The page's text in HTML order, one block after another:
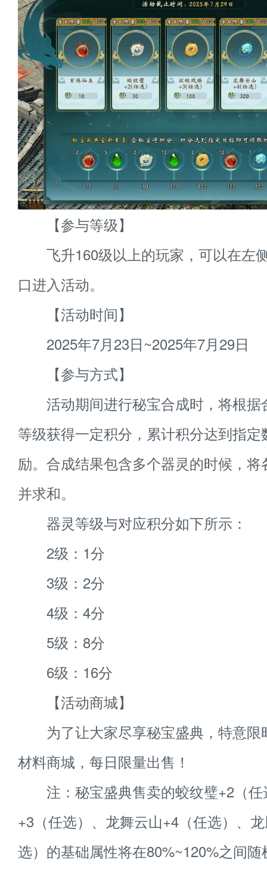
【参与等级】
飞升160级以上的玩家，可以在左侧
口进入活动。
【活动时间】
2025年7月23日~2025年7月29日
【参与方式】
活动期间进行秘宝合成时，将根据
等级获得一定积分，累计积分达到指
励。合成结果包含多个器灵的时候，
并求和。
器灵等级与对应积分如下所示：
2级：1分
3级：2分
4级：4分
5级：8分
6级：16分
【活动商城】
为了让大家尽享秘宝盛典，特意限
材料商城，每日限量出售！
注：秘宝盛典售卖的蛟纹璧+2（任
+3（任选）、龙舞云山+4（任选）、
选）的基础属性将在80%~120%之间随